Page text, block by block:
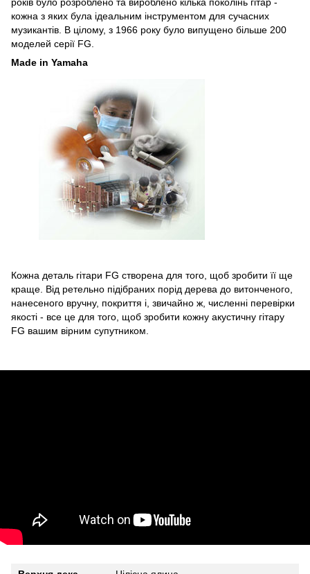
років було розроблено та вироблено кілька поколінь гітар -
кожна з яких була ідеальним інструментом для сучасних
музикантів. В цілому, з 1966 року було випущено більше 200
моделей серії FG.
Made in Yamaha
Кожна деталь гітари FG створена для того, щоб зробити її ще
краще. Від ретельно підібраних порід дерева до витонченого,
нанесеного вручну, покриття і, звичайно ж, численні перевірки
якості - все це для того, щоб зробити кожну акустичну гітару
FG вашим вірним супутником.